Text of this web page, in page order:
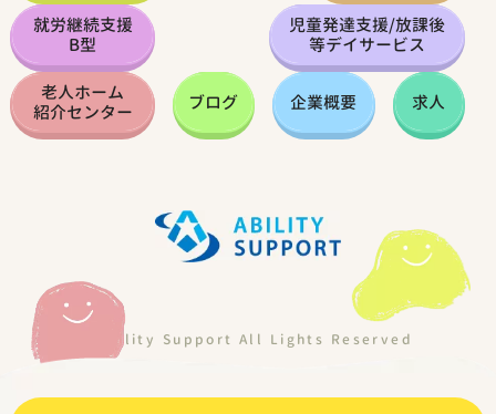
就労継続支援
B型
児童発達支援/放課後
等デイサービス
老人ホーム
紹介センター
ブログ 企業概要 求人
©Ability Support All Lights Reserved